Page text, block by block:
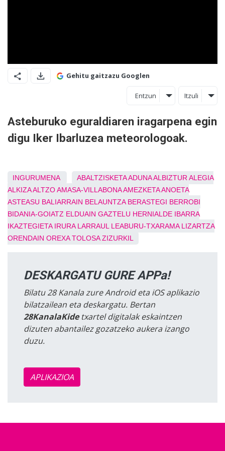
Gehitu gaitzazu Googlen
Entzun Itzuli
Asteburuko eguraldiaren iragarpena egin
digu Iker Ibarluzea meteorologoak.
INGURUMENA ABALTZISKETAADUNAALBIZTUR ALEGIA
ALKIZAALTZOAMASA-VILLABONAAMEZKETAANOETA
ASTEASU BALIARRAIN BELAUNTZA BERASTEGI BERROBI
BIDANIA-GOIATZ ELDUAIN GAZTELU HERNIALDE IBARRA
IKAZTEGIETA IRURA LARRAUL LEABURU-TXARAMA LIZARTZA
ORENDAIN OREXA TOLOSA ZIZURKIL
DESKARGATU GURE APPa!
Bilatu 28 Kanala zure Android eta iOS aplikazio
bilatzailean eta deskargatu. Bertan
28KanalaKidetxartel digitalak eskaintzen
dizuten abantailez gozatzeko aukera izango
duzu.
APLIKAZIOA